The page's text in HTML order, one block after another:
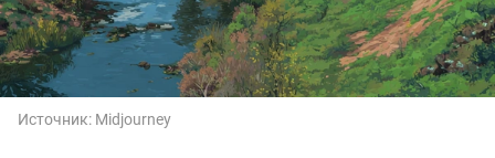
Источник: Midjourney